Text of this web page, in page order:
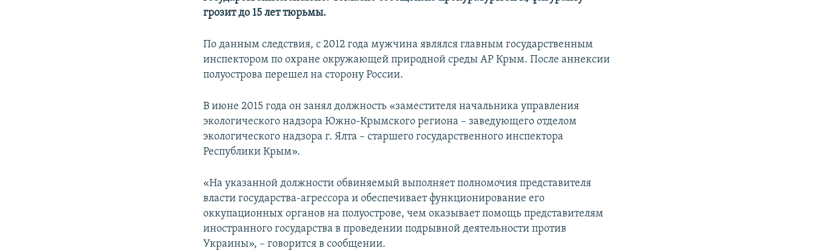
грозит до 15 лет тюрьмы.
По данным следствия, с 2012 года мужчина являлся главным государственным
инспектором по охране окружающей природной среды АР Крым. После аннексии
полуострова перешел на сторону России.
В июне 2015 года он занял должность «заместителя начальника управления
экологического надзора Южно-Крымского региона – заведующего отделом
экологического надзора г. Ялта – старшего государственного инспектора
Республики Крым».
«На указанной должности обвиняемый выполняет полномочия представителя
власти государства-агрессора и обеспечивает функционирование его
оккупационных органов на полуострове, чем оказывает помощь представителям
иностранного государства в проведении подрывной деятельности против
Украины», – говорится в сообщении.